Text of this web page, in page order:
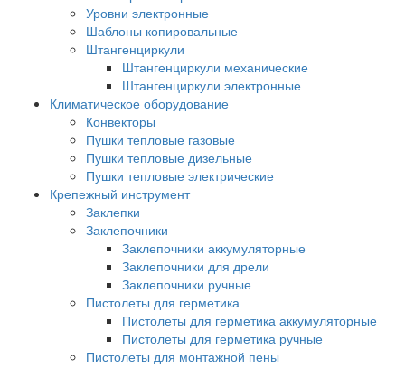
Уровни электронные
Шаблоны копировальные
Штангенциркули
Штангенциркули механические
Штангенциркули электронные
Климатическое оборудование
Конвекторы
Пушки тепловые газовые
Пушки тепловые дизельные
Пушки тепловые электрические
Крепежный инструмент
Заклепки
Заклепочники
Заклепочники аккумуляторные
Заклепочники для дрели
Заклепочники ручные
Пистолеты для герметика
Пистолеты для герметика аккумуляторные
Пистолеты для герметика ручные
Пистолеты для монтажной пены